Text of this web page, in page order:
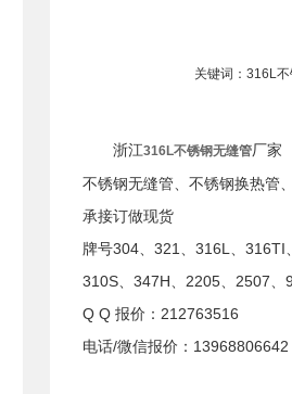
关键词：316L
浙江316L不锈钢无缝管厂家
不锈钢无缝管、不锈钢换热管
承接订做现货
牌号304、321、316L、316TI
310S、347H、2205、2507、
Q Q 报价：212763516
电话/微信报价：13968806642